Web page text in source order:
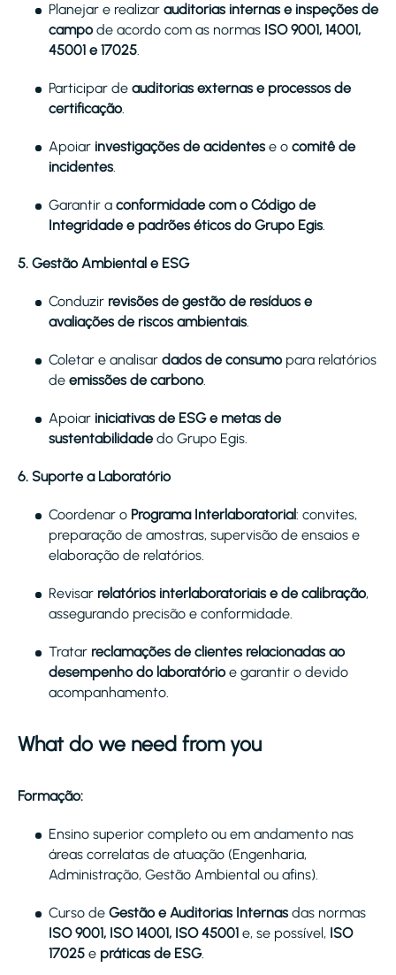
Planejar e realizar auditorias internas e inspeções de
campode acordo com as normas ISO 9001, 14001,
45001 e 17025.
Participar de auditorias externas e processos de
certificação.
Apoiar investigações de acidentes e o comitê de
incidentes.
Garantir a conformidade com o Código de
Integridade e padrões éticos do Grupo Egis.
5. Gestão Ambiental e ESG
Conduzir revisões de gestão de resíduos e
avaliações de riscos ambientais.
Coletar e analisar dados de consumopara relatórios
de emissões de carbono.
Apoiar iniciativas de ESG e metas de
sustentabilidade do Grupo Egis.
6. Suporte a Laboratório
Coordenar o Programa Interlaboratorial: convites,
preparação de amostras, supervisão de ensaios e
elaboração de relatórios.
Revisar relatórios interlaboratoriais e de calibração,
assegurando precisão e conformidade.
Tratar reclamações de clientes relacionadas ao
desempenho do laboratórioe garantir o devido
acompanhamento.
What do we need from you
Formação:
Ensino superior completo ou em andamento nas
áreas correlatas de atuação (Engenharia,
Administração, Gestão Ambiental ou afins).
Curso de Gestão e Auditorias Internas das normas
ISO 9001, ISO 14001, ISO 45001 e, se possível, ISO
17025 e práticas de ESG.